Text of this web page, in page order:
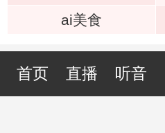
ai美食
首页 直播 听音